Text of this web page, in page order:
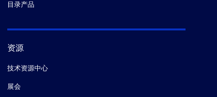
目录产品
资源
技术资源中心
展会